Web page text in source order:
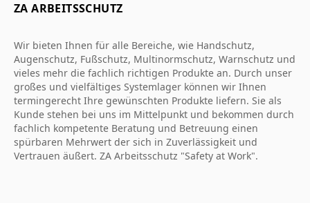
ZA ARBEITSSCHUTZ
Wir bieten Ihnen für alle Bereiche, wie Handschutz,
Augenschutz, Fußschutz, Multinormschutz, Warnschutz und
vieles mehr die fachlich richtigen Produkte an. Durch unser
großes und vielfältiges Systemlager können wir Ihnen
termingerecht Ihre gewünschten Produkte liefern. Sie als
Kunde stehen bei uns im Mittelpunkt und bekommen durch
fachlich kompetente Beratung und Betreuung einen
spürbaren Mehrwert der sich in Zuverlässigkeit und
Vertrauen äußert. ZA Arbeitsschutz "Safety at Work".